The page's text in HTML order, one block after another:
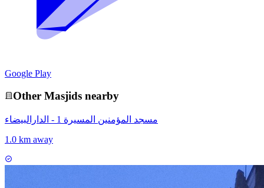
Google Play
Other Masjids nearby
مسجد المؤمنين المسيرة 1 - الدارالبيضاء
1.0 km away